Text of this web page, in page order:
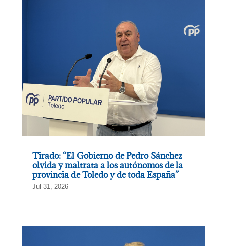
Tirado: “El Gobierno de Pedro Sánchez
olvida y maltrata a los autónomos de la
provincia de Toledo y de toda España”
Jul 31, 2026